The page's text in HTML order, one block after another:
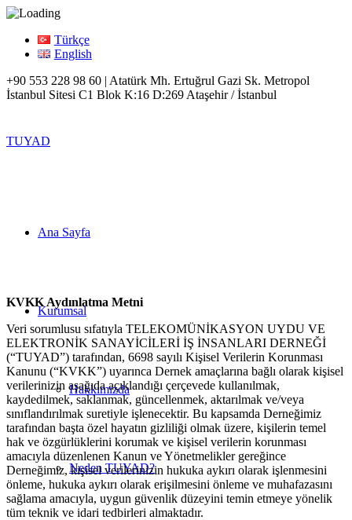
Türkçe
English
+90 553 228 98 60 | Atatürk Mh. Ertuğrul Gazi Sk. Metropol
İstanbul Sitesi C1 Blok K:16 D:269 Ataşehir / İstanbul
TUYAD
Ana Sayfa
Kurumsal
Hakkımızda
Neden TUYAD?
KVKK Aydınlatma Metni
Veri sorumlusu sıfatıyla TELEKOMÜNİKASYON UYDU VE
ELEKTRONİK SANAYİCİLERİ İŞ İNSANLARI DERNEĞİ
(“TUYAD”) tarafından, 6698 sayılı Kişisel Verilerin Korunması
Kanunu (“KVKK”) uyarınca Dernek amaçlarına bağlı olarak kişisel
verilerinizin aşağıda açıklandığı çerçevede kullanılmak,
kaydedilmek, saklanmak, güncellenmek, aktarılmak ve/veya
sınıflandırılmak suretiyle işlenecektir. Bu kapsamda Derneğimiz
tarafından başta özel hayatın gizliliği olmak üzere, kişilerin temel
hak ve özgürlüklerini korumak ve kişisel verilerin korunması
amacıyla düzenlenen Kanun ve Yönetmelikler gereğince
Derneğimiz, kişisel verilerinizin hukuka aykırı olarak işlenmesini
önleme, hukuka aykırı olarak erişilmesini önleme ve muhafazasını
sağlama amacıyla, uygun güvenlik düzeyini temin etmeye yönelik
tüm teknik ve idari tedbirleri almaktadır.